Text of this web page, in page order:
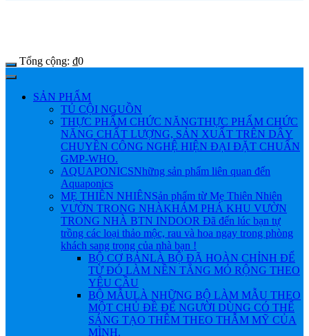
Tổng cộng: ₫0
SẢN PHẨM
TỦ CỘI NGUỒN
THỰC PHẨM CHỨC NĂNGTHỰC PHẨM CHỨC
NĂNG CHẤT LƯỢNG, SẢN XUẤT TRÊN DÂY
CHUYỀN CÔNG NGHỆ HIỆN ĐẠI ĐẶT CHUẨN
GMP-WHO.
AQUAPONICSNhững sản phẩm liên quan đến
Aquaponics
MẸ THIÊN NHIÊNSản phẩm từ Mẹ Thiên Nhiên
VƯỜN TRONG NHÀKHÁM PHÁ KHU VƯỜN
TRONG NHÀ BTN INDOOR Đã đến lúc bạn tự
trồng các loại thảo mộc, rau và hoa ngay trong phòng
khách sang trọng của nhà bạn !
BỘ CƠ BẢNLÀ BỘ ĐÃ HOÀN CHỈNH ĐỂ
TỪ ĐÓ LÀM NỀN TẲNG MỎ RỘNG THEO
YÊU CẦU
BỘ MẪULÀ NHỮNG BỘ LÀM MẪU THEO
MỘT CHỦ ĐỀ ĐỂ NGƯỜI DÙNG CÓ THỂ
SÁNG TẠO THÊM THEO THẪM MỸ CỦA
MÌNH.